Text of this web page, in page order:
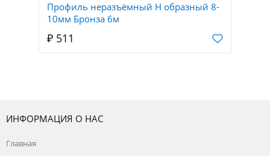
Профиль неразъёмный Н образный 8-
10мм Бронза 6м
₽ 511
ИНФОРМАЦИЯ О НАС
Главная